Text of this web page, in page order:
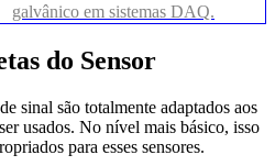
galvânico em sistemas DAQ.
do Sensor
sinal são totalmente adaptados aos
usados. No nível mais básico, isso
para esses sensores.